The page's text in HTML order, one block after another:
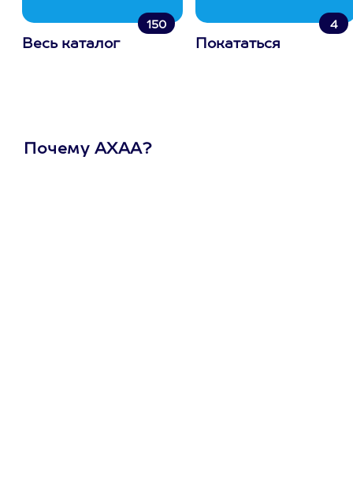
150
Весь каталог
4
Покататься
Почему АХАА?